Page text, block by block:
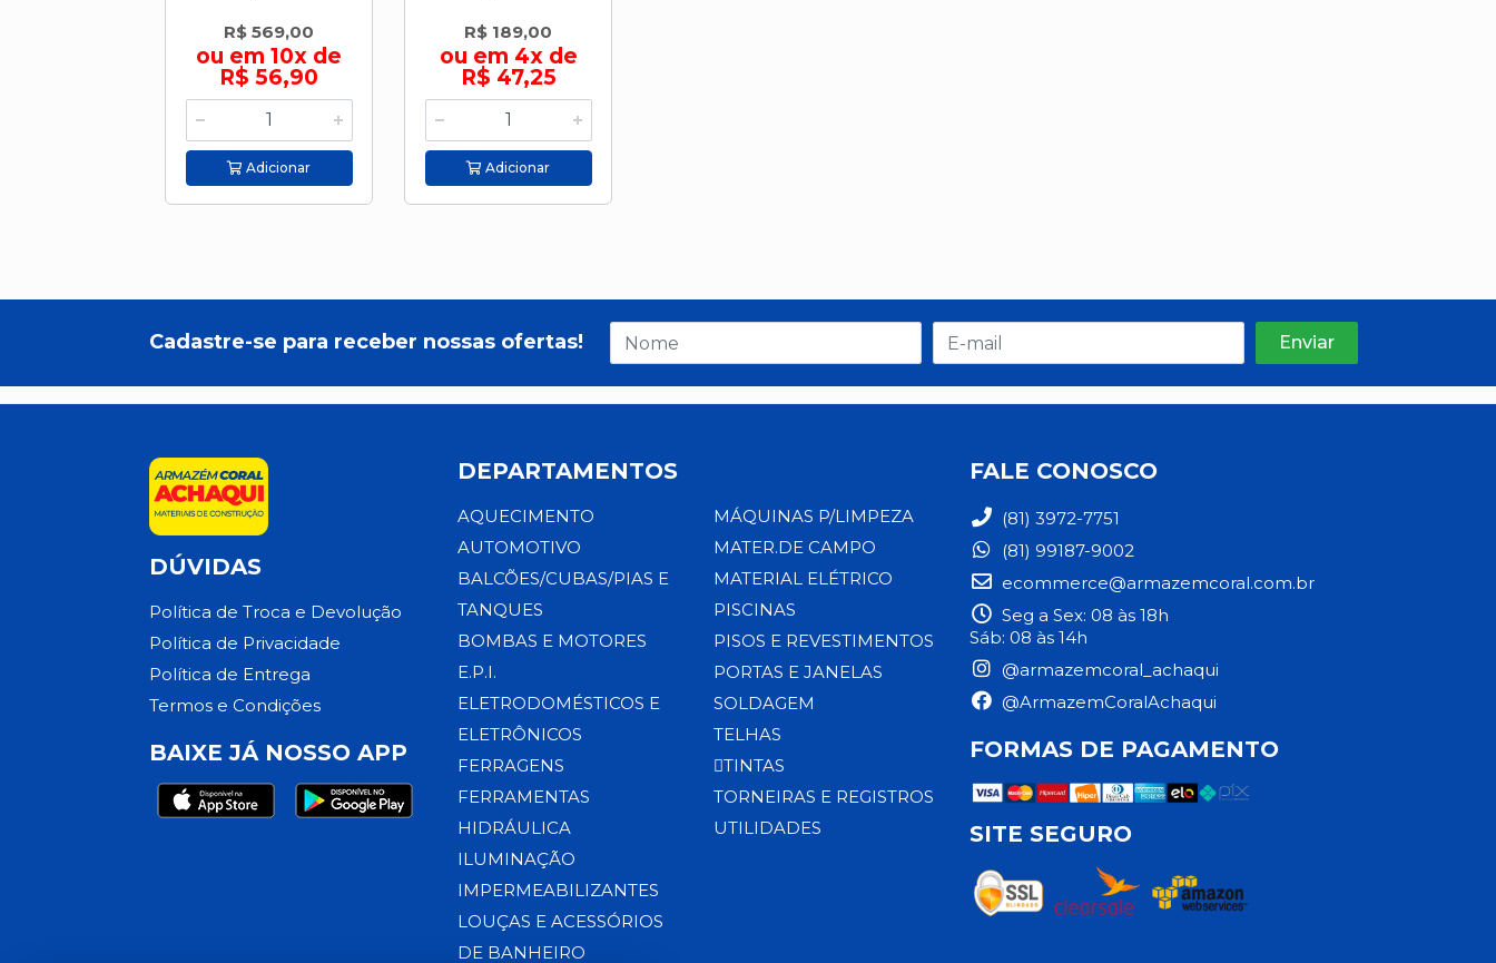
R$ 569,00
ou em 10x de
R$ 56,90
Adicionar
R$ 189,00
ou em 4x de
R$ 47,25
Adicionar
Cadastre-se para receber nossas ofertas!
DÚVIDAS
Política de Troca e Devolução
Política de Privacidade
Política de Entrega
Termos e Condições
BAIXE JÁ NOSSO APP
DEPARTAMENTOS
AQUECIMENTO
AUTOMOTIVO
BALCÕES/CUBAS/PIAS E
TANQUES
BOMBAS E MOTORES
E.P.I.
ELETRODOMÉSTICOS E
ELETRÔNICOS
FERRAGENS
FERRAMENTAS
HIDRÁULICA
ILUMINAÇÃO
IMPERMEABILIZANTES
LOUÇAS E ACESSÓRIOS
DE BANHEIRO
MÁQUINAS P/LIMPEZA
MATER.DE CAMPO
MATERIAL ELÉTRICO
PISCINAS
PISOS E REVESTIMENTOS
PORTAS E JANELAS
SOLDAGEM
TELHAS
TINTAS
TORNEIRAS E REGISTROS
UTILIDADES
FALE CONOSCO
(81) 3972-7751
(81) 99187-9002
ecommerce@armazemcoral.com.br
Seg a Sex: 08 às 18h
Sáb: 08 às 14h
@armazemcoral_achaqui
@ArmazemCoralAchaqui
FORMAS DE PAGAMENTO
SITE SEGURO